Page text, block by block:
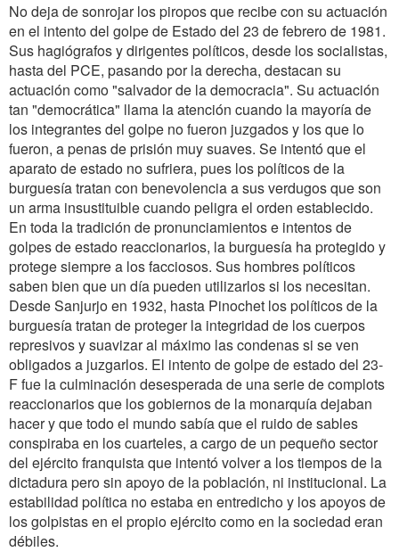
No deja de sonrojar los piropos que recibe con su actuación
en el intento del golpe de Estado del 23 de febrero de 1981.
Sus hagiógrafos y dirigentes políticos, desde los socialistas,
hasta del PCE, pasando por la derecha, destacan su
actuación como "salvador de la democracia". Su actuación
tan "democrática" llama la atención cuando la mayoría de
los integrantes del golpe no fueron juzgados y los que lo
fueron, a penas de prisión muy suaves. Se intentó que el
aparato de estado no sufriera, pues los políticos de la
burguesía tratan con benevolencia a sus verdugos que son
un arma insustituible cuando peligra el orden establecido.
En toda la tradición de pronunciamientos e intentos de
golpes de estado reaccionarios, la burguesía ha protegido y
protege siempre a los facciosos. Sus hombres políticos
saben bien que un día pueden utilizarlos si los necesitan.
Desde Sanjurjo en 1932, hasta Pinochet los políticos de la
burguesía tratan de proteger la integridad de los cuerpos
represivos y suavizar al máximo las condenas si se ven
obligados a juzgarlos. El intento de golpe de estado del 23-
F fue la culminación desesperada de una serie de complots
reaccionarios que los gobiernos de la monarquía dejaban
hacer y que todo el mundo sabía que el ruido de sables
conspiraba en los cuarteles, a cargo de un pequeño sector
del ejército franquista que intentó volver a los tiempos de la
dictadura pero sin apoyo de la población, ni institucional. La
estabilidad política no estaba en entredicho y los apoyos de
los golpistas en el propio ejército como en la sociedad eran
débiles.